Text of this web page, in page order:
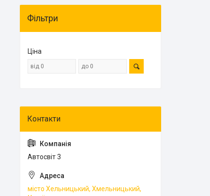
Фільтри
Ціна
Автосвіт 3
місто Хельницький, Хмельницький,